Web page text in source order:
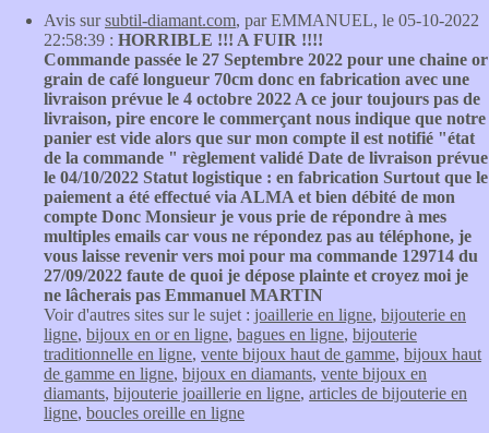
Avis sursubtil-diamant.com, par EMMANUEL, le 05-10-2022
22:58:39 : HORRIBLE !!! A FUIR !!!!
Commande passée le 27 Septembre 2022 pour une chaine or
grain de café longueur 70cm donc en fabrication avec une
livraison prévue le 4 octobre 2022 A ce jour toujours pas de
livraison, pire encore le commerçant nous indique que notre
panier est vide alors que sur mon compte il est notifié "état
de la commande " règlement validé Date de livraison prévue
le 04/10/2022 Statut logistique : en fabrication Surtout que le
paiement a été effectué via ALMA et bien débité de mon
compte Donc Monsieur je vous prie de répondre à mes
multiples emails car vous ne répondez pas au téléphone, je
vous laisse revenir vers moi pour ma commande 129714 du
27/09/2022 faute de quoi je dépose plainte et croyez moi je
ne lâcherais pas Emmanuel MARTIN
Voir d'autres sites sur le sujet : joaillerie en ligne, bijouterie en
ligne, bijoux en or en ligne, bagues en ligne, bijouterie
traditionnelle en ligne, vente bijoux haut de gamme, bijoux haut
de gamme en ligne, bijoux en diamants, vente bijoux en
diamants, bijouterie joaillerie en ligne, articles de bijouterie en
ligne, boucles oreille en ligne